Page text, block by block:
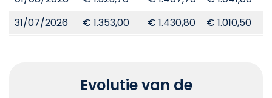
31/07/2026
€ 1.353,00 € 1.430,80 € 1.010,50
Evolutie van de